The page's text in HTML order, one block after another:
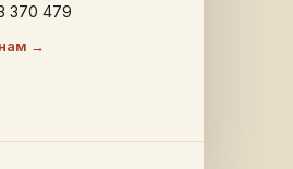
370 479
→